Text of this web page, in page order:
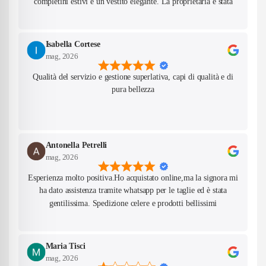
avevo fatto. Oggi é arrivato il pacco,tutti i prodotti sono
bellissimi,sistemati con cura e profumatissimi e i materiali di
qualità. Saró felice in futuro di fare nuovi ordini da voi. Grazie
ancora e complimenti!
Isabella Cortese
mag, 2026
Qualità del servizio e gestione superlativa, capi di qualità e di
pura bellezza
Antonella Petrelli
mag, 2026
Esperienza molto positiva.Ho acquistato online,ma la signora mi
ha dato assistenza tramite whatsapp per le taglie ed è stata
gentilissima. Spedizione celere e prodotti bellissimi
Maria Tisci
mag, 2026